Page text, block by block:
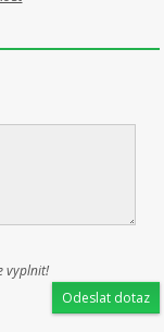
vyplnit!